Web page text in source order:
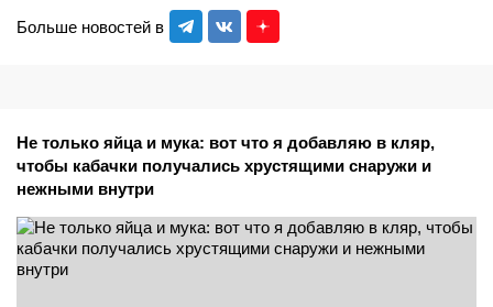
Больше новостей в
Не только яйца и мука: вот что я добавляю в кляр,
чтобы кабачки получались хрустящими снаружи и
нежными внутри